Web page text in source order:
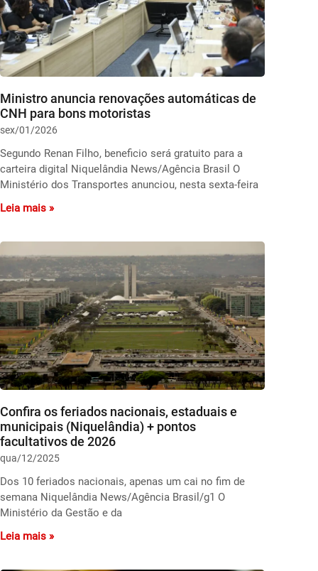
Ministro anuncia renovações automáticas de
CNH para bons motoristas
sex/01/2026
Segundo Renan Filho, beneficio será gratuito para a
carteira digital Niquelândia News/Agência Brasil O
Ministério dos Transportes anunciou, nesta sexta-feira
Leia mais »
Confira os feriados nacionais, estaduais e
municipais (Niquelândia) + pontos
facultativos de 2026
qua/12/2025
Dos 10 feriados nacionais, apenas um cai no fim de
semana Niquelândia News/Agência Brasil/g1 O
Ministério da Gestão e da
Leia mais »